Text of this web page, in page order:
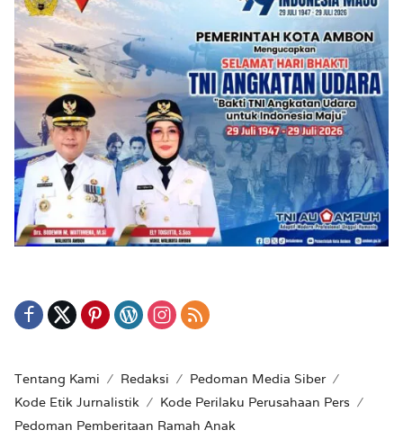
Tentang Kami Redaksi
Pedoman Media Siber
Kode Etik Jurnalistik
Kode Perilaku Perusahaan Pers
Pedoman Pemberitaan Ramah Anak